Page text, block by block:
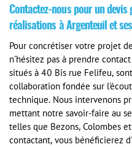
Contactez-nous pour un devis
réalisations à Argenteuil et
Pour concrétiser votre projet
n'hésitez pas à prendre contact
situés à 40 Bis rue Felifeu,
collaboration fondée sur
technique. Nous intervenons
mettant notre savoir-faire au
telles que Bezons, Colombes
contactant, vous bénéficierez